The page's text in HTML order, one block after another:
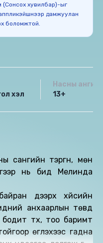
(Сонсох хувилбар)-ыг
дамжуулан
боломжтой.
хэл
Насны
13+
сангийн тэргүүн, мөн
нь бид Мелинда
дээрх хүйсийн
анхаарлын төвд
түүх, тоо баримт
өгүүлэхээс гадна